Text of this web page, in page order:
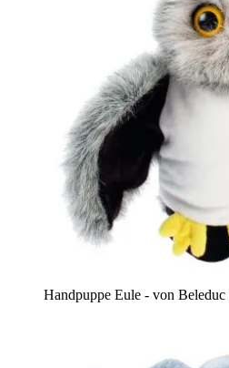
Handpuppe Eule - von Beleduc